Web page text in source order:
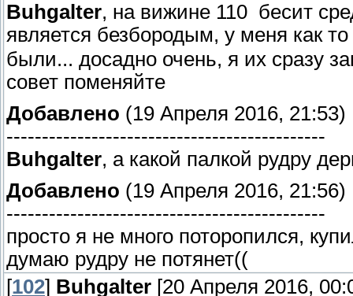
Buhgalter, на вижине 110 бесит
является безбородым, у меня как
были... досадно очень, я их сразу
совет поменяйте
Добавлено (19 Апреля 2016, 21:53)
---------------------------------------------
Buhgalter, а какой палкой рудру
Добавлено (19 Апреля 2016, 21:56)
---------------------------------------------
просто я не много поторопился,
думаю рудру не потянет((
[102] Buhgalter [20 Апреля 2016,